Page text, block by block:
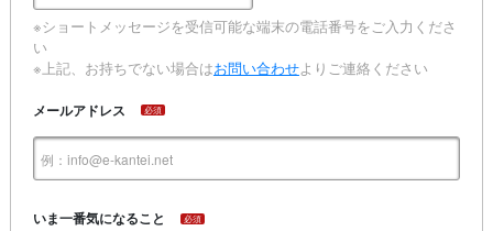
※ショートメッセージを受信可能な端末の電話番号をご入力くださ
い
※上記、お持ちでない場合はお問い合わせよりご連絡ください
メールアドレス 必須
いま一番気になること 必須